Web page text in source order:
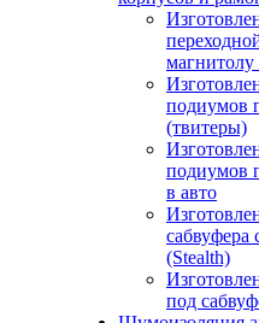
подиумов
(твитеры)
подиумов
в авто
сабвуфера
(Stealth)
под